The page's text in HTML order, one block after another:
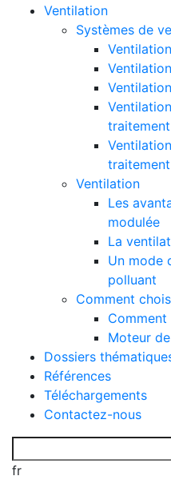
Ventilation
Systèmes de
Ventilation
Les
modulée
La
Un mode
polluant
Comment
Moteur
Dossiers
Références
Téléchargements
Contactez-nous
fr